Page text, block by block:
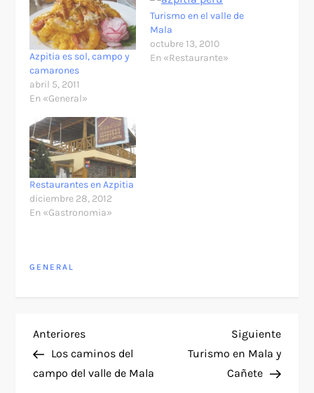
Azpitia es sol, campo y
camarones
abril 5, 2011
En «General»
Turismo en el valle de
Mala
octubre 13, 2010
En «Restaurante»
Restaurantes en Azpitia
diciembre 28, 2012
En «Gastronomia»
GENERAL
N
a
Entrada
anterior
Anteriores
Los caminos del
campo del valle de Mala
Siguiente
Turismo en Mala y
Cañete